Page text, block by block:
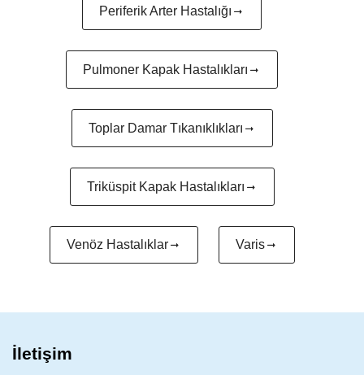
Periferik Arter Hastalığı
Pulmoner Kapak Hastalıkları
Toplar Damar Tıkanıklıkları
Triküspit Kapak Hastalıkları
Venöz Hastalıklar Varis
İletişim